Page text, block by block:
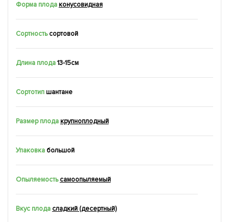
Форма плодаконусовидная
Сортность сортовой
Длина плода13-15см
Сортотипшантане
Размер плодакрупноплодный
Упаковка большой
Опыляемость самоопыляемый
Вкус плода сладкий (десертный)